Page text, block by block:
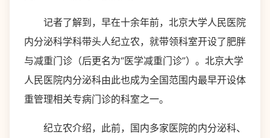
记者了解到，早在十余年前，北京大学人民医院
内分泌科学科带头人纪立农，就带领科室开设了肥胖
与减重门诊（后更名为“医学减重门诊”）。北京大学
人民医院内分泌科由此也成为全国范围内最早开设体
重管理相关专病门诊的科室之一。
纪立农介绍，此前，国内多家医院的内分泌科、